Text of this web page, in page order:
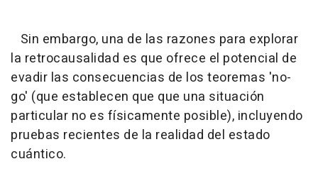
Sin embargo, una de las razones para explorar
la retrocausalidad es que ofrece el potencial de
evadir las consecuencias de los teoremas 'no-
go' (que establecen que que una situación
particular no es físicamente posible), incluyendo
pruebas recientes de la realidad del estado
cuántico.